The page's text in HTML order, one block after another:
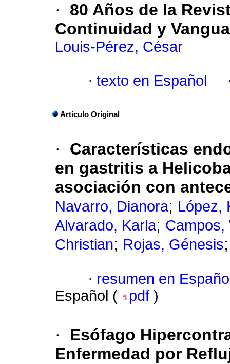
·
80 Años de la
Continuidad y
Louis-Pérez, César
· texto en Español
Artículo Original
·
Características
en gastritis a
asociación con
Navarro, Dianora; López,
Alvarado, Karla; Campos,
Christian; Rojas, Génesis
· resumen en
Español (
pdf )
·
Esófago
Enfermedad por